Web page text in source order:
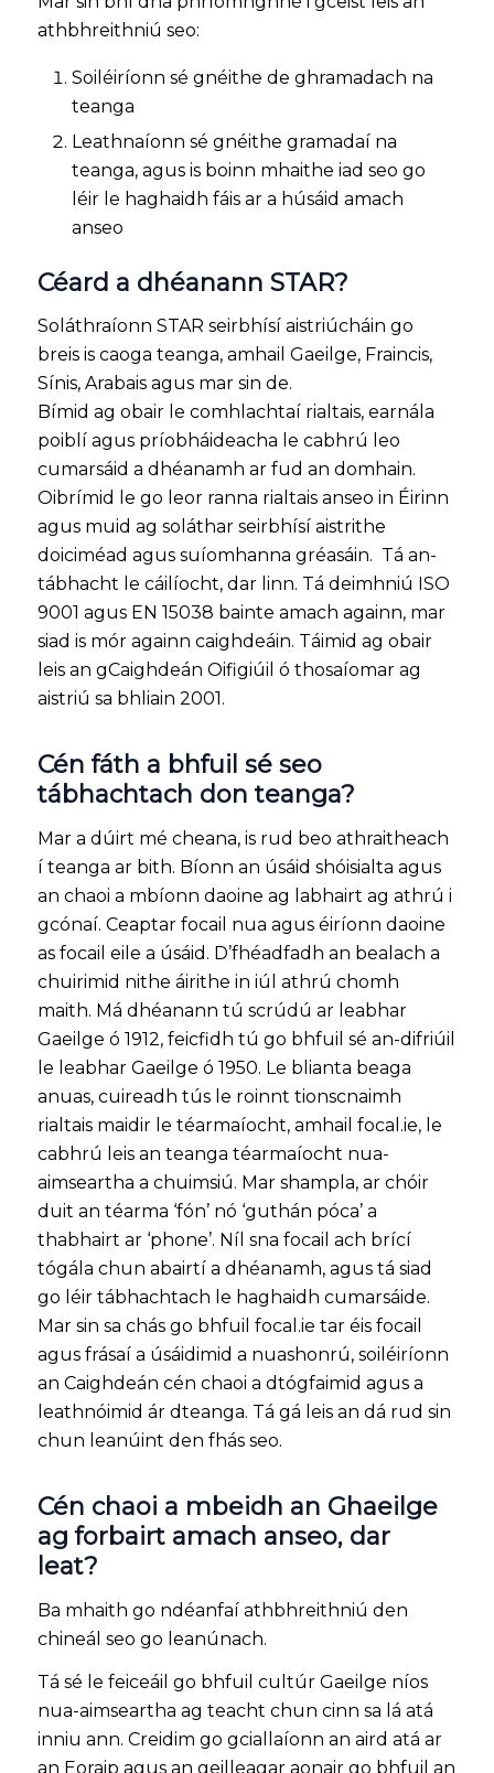
athbhreithniú seo:
Soiléiríonn sé gnéithe de ghramadach na
teanga
Leathnaíonn sé gnéithe gramadaí na
teanga, agus is boinn mhaithe iad seo go
léir le haghaidh fáis ar a húsáid amach
anseo
Céard a dhéanann STAR?
Soláthraíonn STAR seirbhísí aistriúcháin go
breis is caoga teanga, amhail Gaeilge, Fraincis,
Sínis, Arabais agus mar sin de.
Bímid ag obair le comhlachtaí rialtais, earnála
poiblí agus príobháideacha le cabhrú leo
cumarsáid a dhéanamh ar fud an domhain.
Oibrímid le go leor ranna rialtais anseo in Éirinn
agus muid ag soláthar seirbhísí aistrithe
doiciméad agus suíomhanna gréasáin. Tá an-
tábhacht le cáilíocht, dar linn. Tá deimhniú ISO
9001 agus EN 15038 bainte amach againn, mar
siad is mór againn caighdeáin. Táimid ag obair
leis an gCaighdeán Oifigiúil ó thosaíomar ag
aistriú sa bhliain 2001.
Cén fáth a bhfuil sé seo
tábhachtach don teanga?
Mar a dúirt mé cheana, is rud beo athraitheach
í teanga ar bith. Bíonn an úsáid shóisialta agus
an chaoi a mbíonn daoine ag labhairt ag athrú i
gcónaí. Ceaptar focail nua agus éiríonn daoine
as focail eile a úsáid. D’fhéadfadh an bealach a
chuirimid nithe áirithe in iúl athrú chomh
maith. Má dhéanann tú scrúdú ar leabhar
Gaeilge ó 1912, feicfidh tú go bhfuil sé an-difriúil
le leabhar Gaeilge ó 1950. Le blianta beaga
anuas, cuireadh tús le roinnt tionscnaimh
rialtais maidir le téarmaíocht, amhail focal.ie, le
cabhrú leis an teanga téarmaíocht nua-
aimseartha a chuimsiú. Mar shampla, ar chóir
duit an téarma ‘fón’ nó ‘guthán póca’ a
thabhairt ar ‘phone’. Níl sna focail ach brící
tógála chun abairtí a dhéanamh, agus tá siad
go léir tábhachtach le haghaidh cumarsáide.
Mar sin sa chás go bhfuil focal.ie tar éis focail
agus frásaí a úsáidimid a nuashonrú, soiléiríonn
an Caighdeán cén chaoi a dtógfaimid agus a
leathnóimid ár dteanga. Tá gá leis an dá rud sin
chun leanúint den fhás seo.
Cén chaoi a mbeidh an Ghaeilge
ag forbairt amach anseo, dar
leat?
Ba mhaith go ndéanfaí athbhreithniú den
chineál seo go leanúnach.
Tá sé le feiceáil go bhfuil cultúr Gaeilge níos
nua-aimseartha ag teacht chun cinn sa lá atá
inniu ann. Creidim go gciallaíonn an aird atá ar
an Eoraip agus an geilleagar aonair go bhfuil an